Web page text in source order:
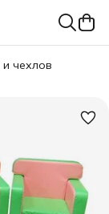
чехлов